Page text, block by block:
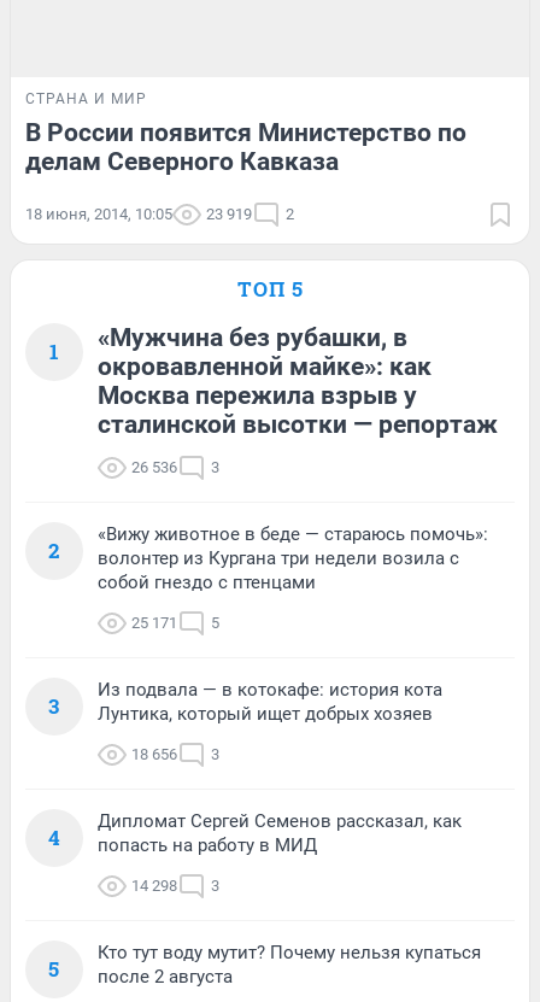
СТРАНА И МИР
В России появится Министерство по
делам Северного Кавказа
18 июня, 2014, 10:05 23 919 2
ТОП 5
1
«Мужчина без рубашки, в
окровавленной майке»: как
Москва пережила взрыв у
сталинской высотки — репортаж
26 536 3
2
«Вижу животное в беде — стараюсь помочь»:
волонтер из Кургана три недели возила с
собой гнездо с птенцами
25 171 5
3
Из подвала — в котокафе: история кота
Лунтика, который ищет добрых хозяев
18 656 3
4
Дипломат Сергей Семенов рассказал, как
попасть на работу в МИД
14 298 3
5
Кто тут воду мутит? Почему нельзя купаться
после 2 августа